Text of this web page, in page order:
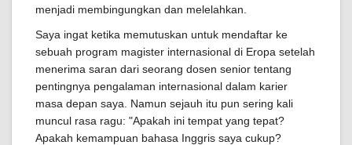
menjadi membingungkan dan melelahkan.
Saya ingat ketika memutuskan untuk mendaftar ke
sebuah program magister internasional di Eropa setelah
menerima saran dari seorang dosen senior tentang
pentingnya pengalaman internasional dalam karier
masa depan saya. Namun sejauh itu pun sering kali
muncul rasa ragu: "Apakah ini tempat yang tepat?
Apakah kemampuan bahasa Inggris saya cukup?